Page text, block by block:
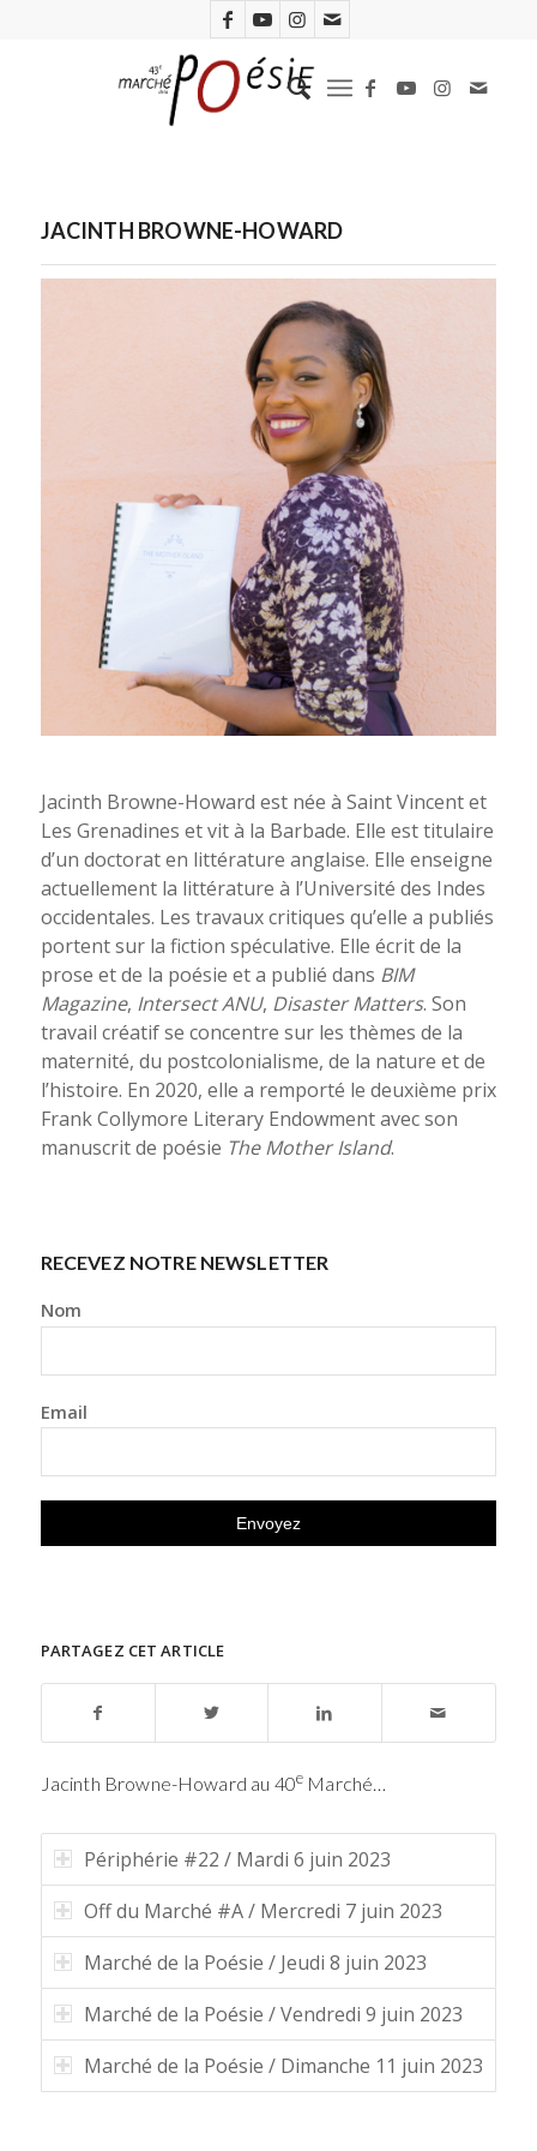
JACINTH BROWNE-HOWARD
Jacinth Browne-Howard. Photo UNESCO / J. Howard
Jacinth Browne-Howard est née à Saint Vincent et
Les Grenadines et vit à la Barbade. Elle est titulaire
d’un doctorat en littérature anglaise. Elle enseigne
actuellement la littérature à l’Université des Indes
occidentales. Les travaux critiques qu’elle a publiés
portent sur la fiction spéculative. Elle écrit de la
prose et de la poésie et a publié dans BIM
Magazine, Intersect ANU, Disaster Matters. Son
travail créatif se concentre sur les thèmes de la
maternité, du postcolonialisme, de la nature et de
l’histoire. En 2020, elle a remporté le deuxième prix
Frank Collymore Literary Endowment avec son
manuscrit de poésie The Mother Island.
RECEVEZ NOTRE NEWSLETTER
Nom
Email
PARTAGEZ CET ARTICLE
Jacinth Browne-Howard au 40e Marché…
Périphérie #22 / Mardi 6 juin 2023
Off du Marché #A / Mercredi 7 juin 2023
Marché de la Poésie / Jeudi 8 juin 2023
Marché de la Poésie / Vendredi 9 juin 2023
Marché de la Poésie / Dimanche 11 juin 2023